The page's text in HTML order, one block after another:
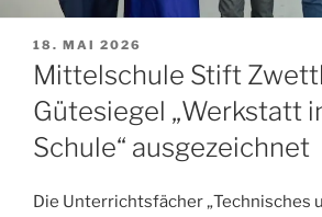
VERÖFFENTLICHT
AM
18. MAI 2026
Mittelschule Stift
Gütesiegel „Werkstatt
Schule“ ausgezeichnet
Die Unterrichtsfächer „Technisches